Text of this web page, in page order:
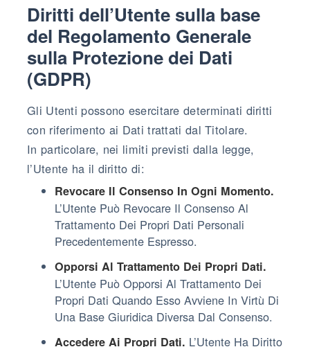
Diritti dell’Utente sulla base
del Regolamento Generale
sulla Protezione dei Dati
(GDPR)
Gli Utenti possono esercitare determinati diritti
con riferimento ai Dati trattati dal Titolare.
In particolare, nei limiti previsti dalla legge,
l’Utente ha il diritto di:
Revocare Il Consenso In Ogni Momento.
L’Utente Può Revocare Il Consenso Al
Trattamento Dei Propri Dati Personali
Precedentemente Espresso.
Opporsi Al Trattamento Dei Propri Dati.
L’Utente Può Opporsi Al Trattamento Dei
Propri Dati Quando Esso Avviene In Virtù Di
Una Base Giuridica Diversa Dal Consenso.
Accedere Ai Propri Dati. L’Utente Ha Diritto